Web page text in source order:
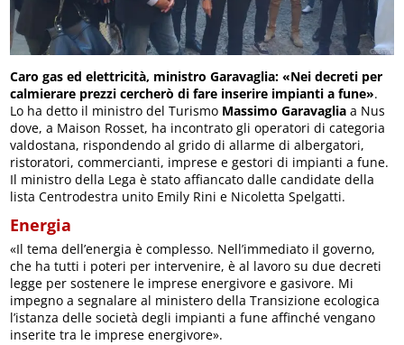
Caro gas ed elettricità, ministro Garavaglia: «Nei decreti per
calmierare prezzi cercherò di fare inserire impianti a fune».
Lo ha detto il ministro del Turismo Massimo Garavaglia a Nus
dove, a Maison Rosset, ha incontrato gli operatori di categoria
valdostana, rispondendo al grido di allarme di albergatori,
ristoratori, commercianti, imprese e gestori di impianti a fune.
Il ministro della Lega è stato affiancato dalle candidate della
lista Centrodestra unito Emily Rini e Nicoletta Spelgatti.
Energia
«Il tema dell’energia è complesso. Nell’immediato il governo,
che ha tutti i poteri per intervenire, è al lavoro su due decreti
legge per sostenere le imprese energivore e gasivore. Mi
impegno a segnalare al ministero della Transizione ecologica
l’istanza delle società degli impianti a fune affinché vengano
inserite tra le imprese energivore».